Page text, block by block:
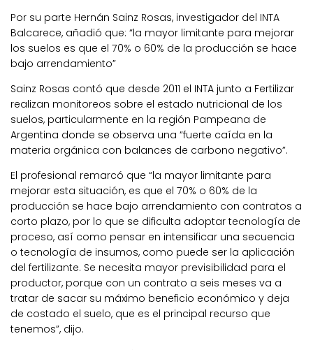
Por su parte Hernán Sainz Rosas, investigador del INTA
Balcarece, añadió que: “la mayor limitante para mejorar
los suelos es que el 70% o 60% de la producción se hace
bajo arrendamiento”
Sainz Rosas contó que desde 2011 el INTA junto a Fertilizar
realizan monitoreos sobre el estado nutricional de los
suelos, particularmente en la región Pampeana de
Argentina donde se observa una “fuerte caída en la
materia orgánica con balances de carbono negativo”.
El profesional remarcó que “la mayor limitante para
mejorar esta situación, es que el 70% o 60% de la
producción se hace bajo arrendamiento con contratos a
corto plazo, por lo que se dificulta adoptar tecnología de
proceso, así como pensar en intensificar una secuencia
o tecnología de insumos, como puede ser la aplicación
del fertilizante. Se necesita mayor previsibilidad para el
productor, porque con un contrato a seis meses va a
tratar de sacar su máximo beneficio económico y deja
de costado el suelo, que es el principal recurso que
tenemos”, dijo.